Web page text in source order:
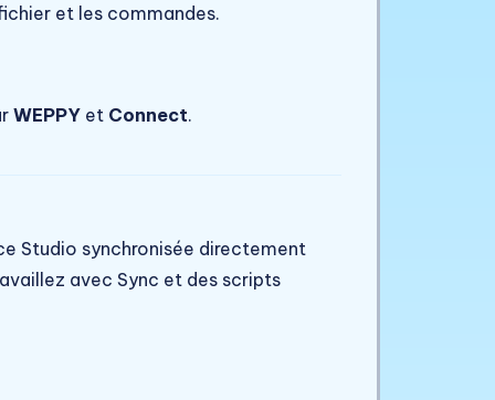
et les commandes.
WEPPYet Connect.
Studio synchronisée directement
avec Sync et des scripts